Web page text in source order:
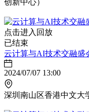
点击进入回放
已结束
云计算与AI技术交融盛
2024/07/07 13:00
深圳南山区香港中文大